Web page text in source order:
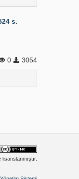
s.
0 3054
lisanslanmıştır.